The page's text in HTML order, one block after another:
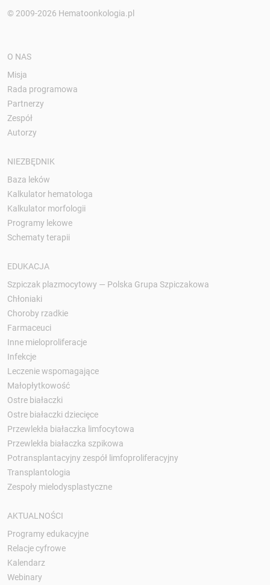
© 2009-2026 Hematoonkologia.pl
O NAS
Misja
Rada programowa
Partnerzy
Zespół
Autorzy
NIEZBĘDNIK
Baza leków
Kalkulator hematologa
Kalkulator morfologii
Programy lekowe
Schematy terapii
EDUKACJA
Szpiczak plazmocytowy — Polska Grupa Szpiczakowa
Chłoniaki
Choroby rzadkie
Farmaceuci
Inne mieloproliferacje
Infekcje
Leczenie wspomagające
Małopłytkowość
Ostre białaczki
Ostre białaczki dziecięce
Przewlekła białaczka limfocytowa
Przewlekła białaczka szpikowa
Potransplantacyjny zespół limfoproliferacyjny
Transplantologia
Zespoły mielodysplastyczne
AKTUALNOŚCI
Programy edukacyjne
Relacje cyfrowe
Kalendarz
Webinary